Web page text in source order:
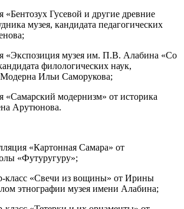
«Бентозух Гусевой и другие древние
музея, кандидата педагогических
«Экспозиция музея им. П.В. Алабина «Со
филологических наук,
Ильи Саморукова;
«Самарский модернизм» от историка
Арутюнова.
«Картонная Самара» от
«Футуругуру»;
класс «Свечи из вощины» от Ирины
этнографии музея имени Алабина;